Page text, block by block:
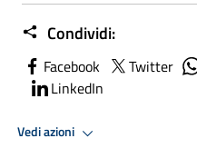
Condividi:
Facebook Twitter
LinkedIn
Vedi azioni